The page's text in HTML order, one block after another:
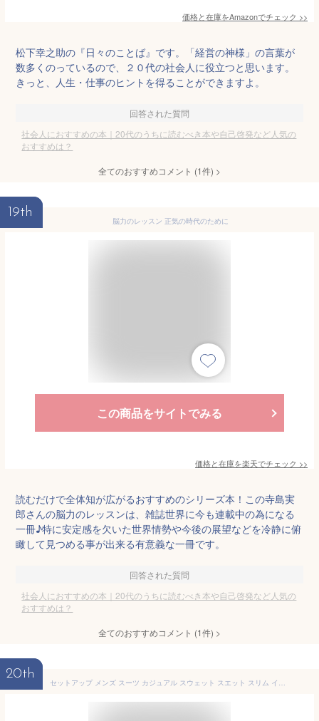
価格と在庫をAmazonでチェック >>
松下幸之助の『日々のことば』です。「経営の神様」の言葉が
数多くのっているので、２０代の社会人に役立つと思います。
きっと、人生・仕事のヒントを得ることができますよ。
回答された質問
社会人におすすめの本｜20代のうちに読むべき本や自己啓発など人気の
おすすめは？
全てのおすすめコメント (1件) >
19th
脳力のレッスン 正気の時代のために
この商品をサイトでみる
価格と在庫を楽天でチェック >>
読むだけで全体知が広がるおすすめのシリーズ本！この寺島実
郎さんの脳力のレッスンは、雑誌世界に今も連載中の為になる
一冊♪特に安定感を欠いた世界情勢や今後の展望などを冷静に俯
瞰して見つめる事が出来る有意義な一冊です。
回答された質問
社会人におすすめの本｜20代のうちに読むべき本や自己啓発など人気の
おすすめは？
全てのおすすめコメント (1件) >
20th
セットアップ メンズ スーツ カジュアル スウェット スエット スリム イージーケア テーパード スラックス ビジネス ビジカジ ちょい悪 ちょいわる イケオジ メンズファッション 20代 30代 40代 50代 春 夏 秋 再再再入荷